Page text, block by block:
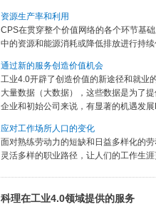
资源生产率和利用
CPS在贯穿整个价值网络的各个环节基
中的资源和能源消耗或降低排放进行持
通过新的服务创造价值机会
工业4.0开辟了创造价值的新途径和就业
大量数据（大数据），这些数据是为了
企业和初始公司来说，有显著的机遇发
应对工作场所人口的变化
面对熟练劳动力的短缺和日益多样化的
灵活多样的职业路径，让人们的工作生
科理在工业4.0领域提供的服务